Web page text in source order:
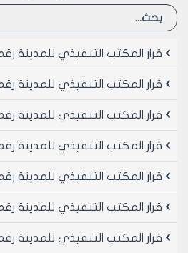
شركه الشهباء البيتونيه
مادة 2- ينشر هذا القرار في
رئيس المكتب
المهندس بسام
قرار المكتب التنفيذي للمدينة رقم 100 لعام
قرار المكتب التنفيذي للمدينة رقم 12 لعام
قرار المكتب التنفيذي للمدينة رقم 134 لعام
قرار المكتب التنفيذي للمدينة رقم 14 لعام
قرار المكتب التنفيذي للمدينة رقم 158 لعام
قرار المكتب التنفيذي للمدينة رقم 162 لعام
قرار المكتب التنفيذي للمدينة رقم 163 لعام